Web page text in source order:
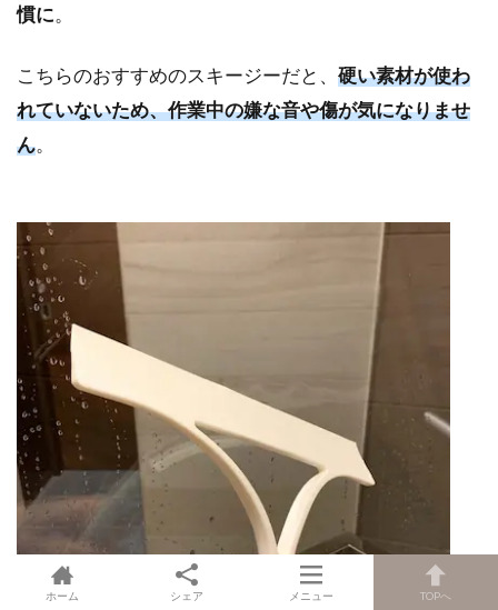
慣に。
こちらのおすすめのスキージーだと、 硬い素材が使わ
れていないため、作業中の嫌な音や傷が気になりませ
ん。
ホーム シェア メニュー TOPへ